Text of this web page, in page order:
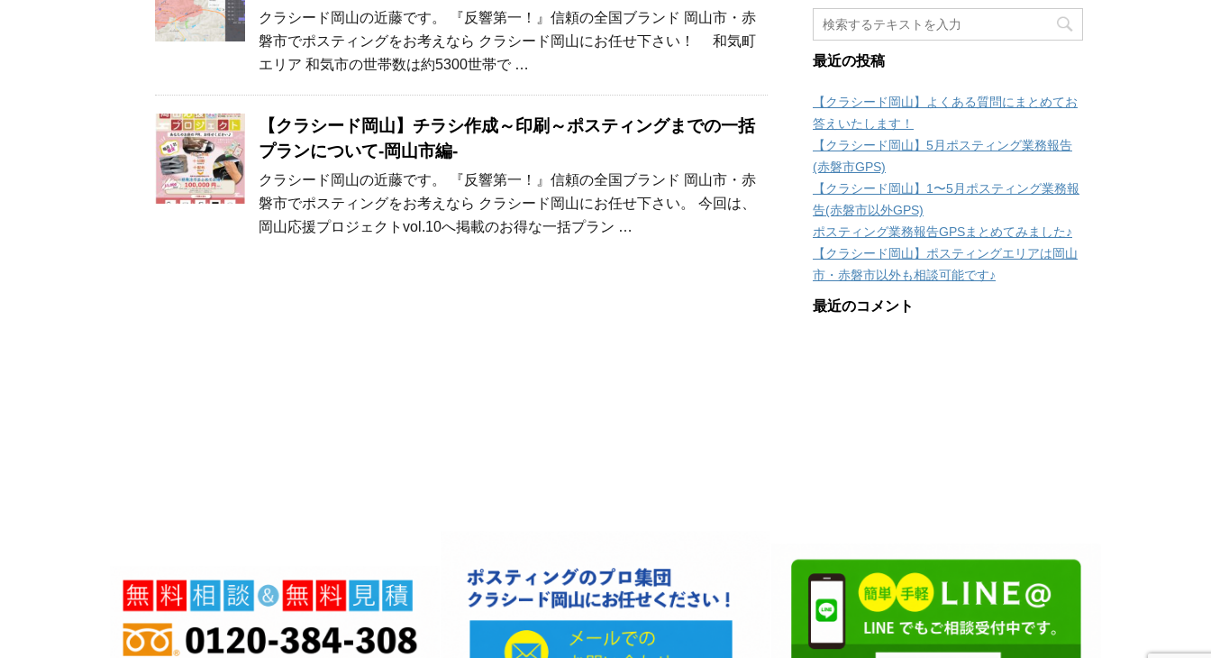
クラシード岡山の近藤です。 『反響第一！』信頼の全国ブランド 岡山市・赤
磐市でポスティングをお考えなら クラシード岡山にお任せ下さい！ 和気町
エリア 和気市の世帯数は約5300世帯で …
【クラシード岡山】チラシ作成～印刷～ポスティングまでの一括
プランについて-岡山市編-
クラシード岡山の近藤です。 『反響第一！』信頼の全国ブランド 岡山市・赤
磐市でポスティングをお考えなら クラシード岡山にお任せ下さい。 今回は、
岡山応援プロジェクトvol.10へ掲載のお得な一括プラン …
最近の投稿
【クラシード岡山】よくある質問にまとめてお
答えいたします！
【クラシード岡山】5月ポスティング業務報告
(赤磐市GPS)
【クラシード岡山】1〜5月ポスティング業務報
告(赤磐市以外GPS)
ポスティング業務報告GPSまとめてみました♪
【クラシード岡山】ポスティングエリアは岡山
市・赤磐市以外も相談可能です♪
最近のコメント
会社名 クラシード岡山
代表 近藤都記子
住所 〒709-0802岡山県赤磐市桜ヶ丘西1-26-12
電話番号 090-3377-3124
営業時間:8:00-17:00
定休日:不定休